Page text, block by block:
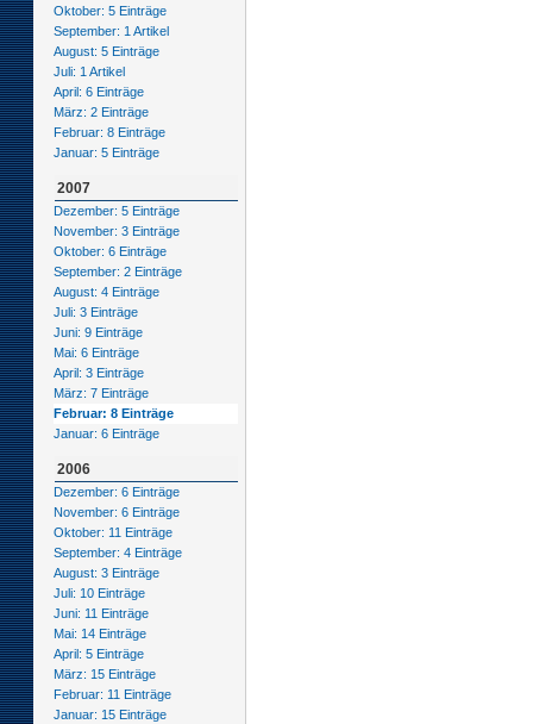
Oktober: 5 Einträge
September: 1 Artikel
August: 5 Einträge
Juli: 1 Artikel
April: 6 Einträge
März: 2 Einträge
Februar: 8 Einträge
Januar: 5 Einträge
2007
Dezember: 5 Einträge
November: 3 Einträge
Oktober: 6 Einträge
September: 2 Einträge
August: 4 Einträge
Juli: 3 Einträge
Juni: 9 Einträge
Mai: 6 Einträge
April: 3 Einträge
März: 7 Einträge
Februar: 8 Einträge
Januar: 6 Einträge
2006
Dezember: 6 Einträge
November: 6 Einträge
Oktober: 11 Einträge
September: 4 Einträge
August: 3 Einträge
Juli: 10 Einträge
Juni: 11 Einträge
Mai: 14 Einträge
April: 5 Einträge
März: 15 Einträge
Februar: 11 Einträge
Januar: 15 Einträge